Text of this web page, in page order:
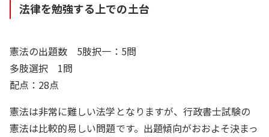
法律を勉強する上での土台
憲法の出題数 5肢択一：5問
多肢選択 1問
配点：28点
憲法は非常に難しい法学となりますが、行政書士試験の
憲法は比較的易しい問題です。出題傾向がおおよそ決まっ